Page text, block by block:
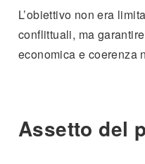
L’obiettivo non era
conflittuali, ma
economica e coerenza
Assetto del